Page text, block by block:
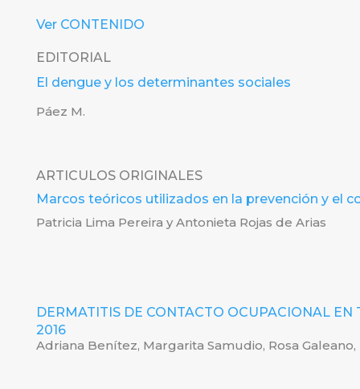
Ver CONTENIDO
EDITORIAL
El dengue y los determinantes sociales
Páez M.
ARTICULOS ORIGINALES
Marcos teóricos utilizados en la prevención y el
Patricia Lima Pereira y Antonieta Rojas de Arias
DERMATITIS DE CONTACTO OCUPACIONAL EN
2016
Adriana Benítez, Margarita Samudio, Rosa